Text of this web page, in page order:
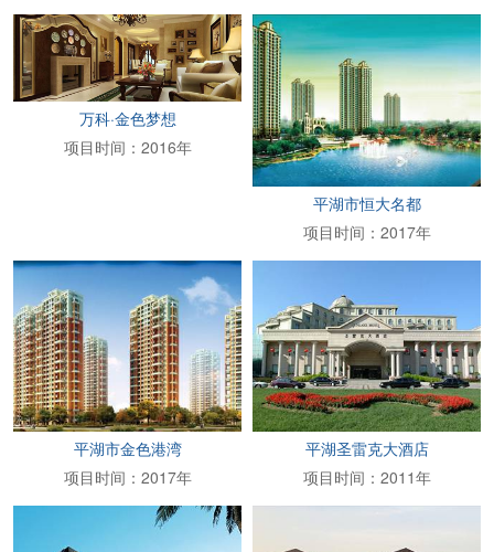
万科·金色梦想
项目时间：2016年
平湖市恒大名都
项目时间：2017年
平湖市金色港湾
项目时间：2017年
平湖圣雷克大酒店
项目时间：2011年